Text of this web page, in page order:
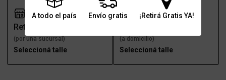
A todo el país Envío gratis ¡Retirá Gratis YA!
Retiro
(por una sucursal)
Seleccioná talle
(a domicilio)
Seleccioná talle